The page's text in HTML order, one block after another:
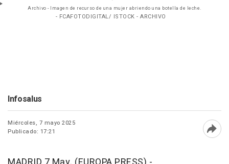
Archivo - Imagen de recurso de una mujer abriendo una botella de leche.
- FCAFOTODIGITAL/ ISTOCK - ARCHIVO
Infosalus
Miércoles, 7 mayo 2025
Publicado: 17:21